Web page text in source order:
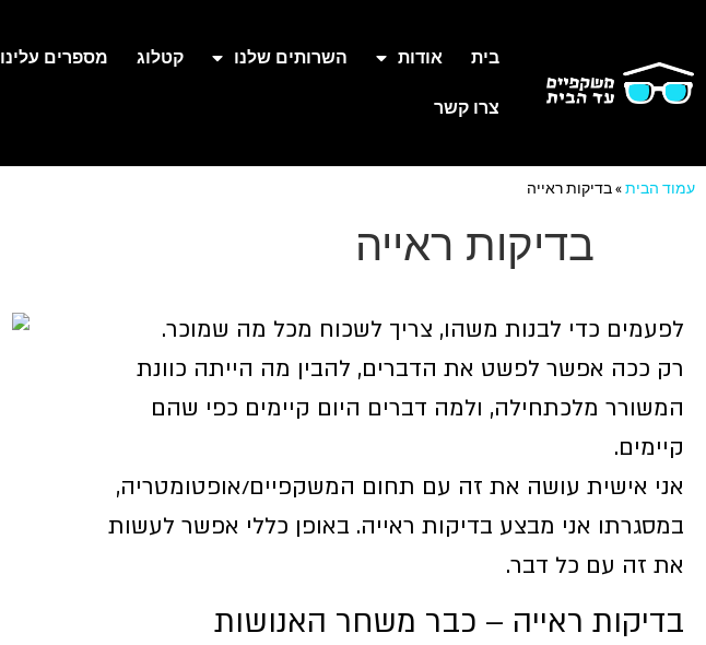
בית אודות השרותים שלנו קטלוג מספרים עלינו
צרו קשר
עמוד הבית»בדיקות ראייה
בדיקות ראייה
לפעמים כדי לבנות משהו, צריך לשכוח מכל מה שמוכר.
רק ככה אפשר לפשט את הדברים, להבין מה הייתה כוונת
המשורר מלכתחילה, ולמה דברים היום קיימים כפי שהם
קיימים.
אני אישית עושה את זה עם תחום המשקפיים/אופטומטריה,
במסגרתו אני מבצע בדיקות ראייה. באופן כללי אפשר לעשות
את זה עם כל דבר.
בדיקות ראייה – כבר משחר האנושות